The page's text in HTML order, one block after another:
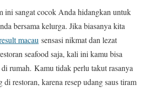
ini sangat cocok Anda hidangkan untuk
bersama kelurga. Jika biasanya kita
macau sensasi nikmat dan lezat
seafood saja, kali ini kamu bisa
rumah. Kamu tidak perlu takut rasanya
di restoran, karena resep udang saus tiram